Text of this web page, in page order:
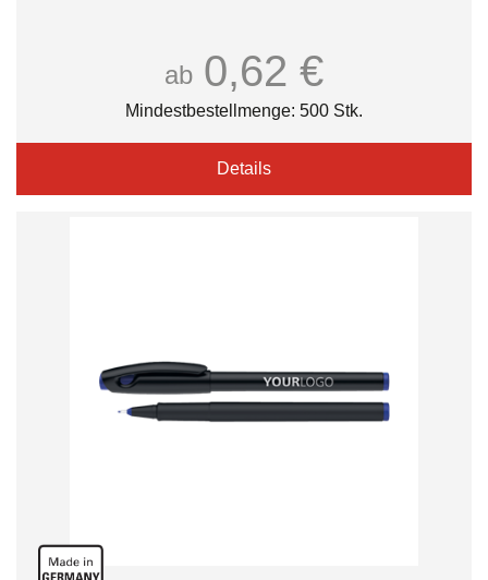
ab 0,62 €
Mindestbestellmenge: 500 Stk.
Details